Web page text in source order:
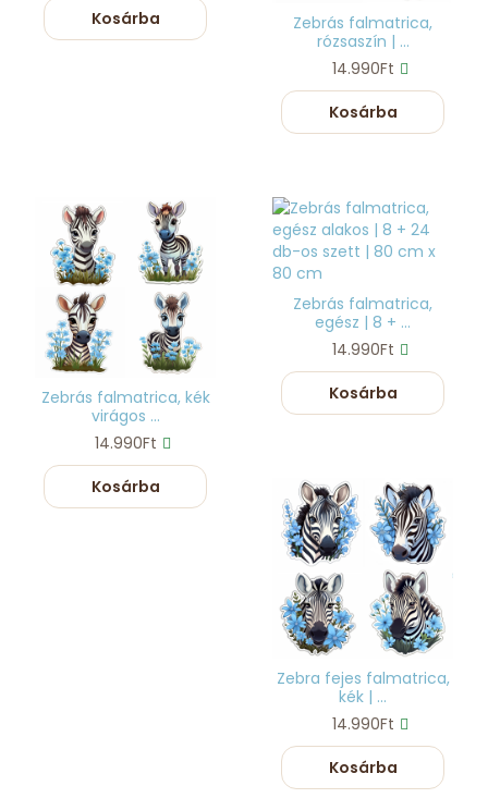
Kosárba
Zebrás falmatrica,
rózsaszín | ...
14.990Ft
Kosárba
Zebrás falmatrica, kék
virágos ...
14.990Ft
Kosárba
Zebrás falmatrica,
egész | 8 + ...
14.990Ft
Kosárba
Zebra fejes falmatrica,
kék | ...
14.990Ft
Kosárba